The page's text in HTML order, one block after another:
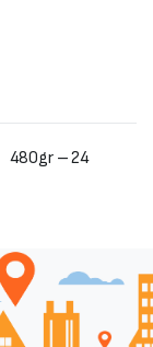
480gr – 24